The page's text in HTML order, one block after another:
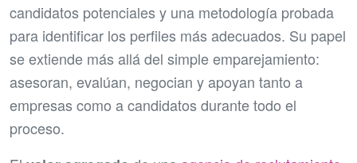
candidatos potenciales y una metodología probada
para identificar los perfiles más adecuados. Su papel
se extiende más allá del simple emparejamiento:
asesoran, evalúan, negocian y apoyan tanto a
empresas como a candidatos durante todo el
proceso.